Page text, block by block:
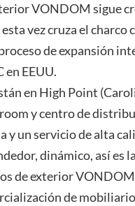
VONDOM sigue
vez cruza el charco
de expansión
EEUU.
en High Point
y centro de
y un servicio de alta
dinámico, así es
de exterior
de